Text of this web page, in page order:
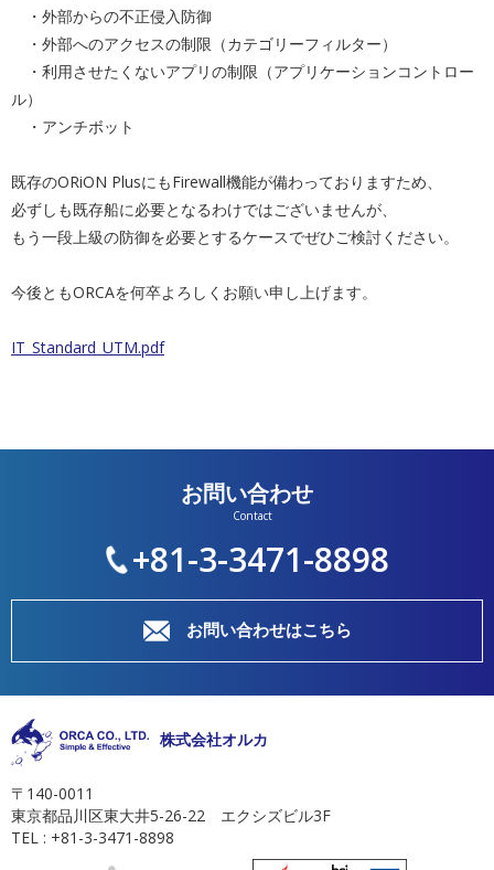
・外部からの不正侵入防御
・外部へのアクセスの制限（カテゴリーフィルター）
・利用させたくないアプリの制限（アプリケーションコントロー
ル）
・アンチボット
既存のORiON PlusにもFirewall機能が備わっておりますため、
必ずしも既存船に必要となるわけではございませんが、
もう一段上級の防御を必要とするケースでぜひご検討ください。
今後ともORCAを何卒よろしくお願い申し上げます。
IT_Standard_UTM.pdf
お問い合わせ
+81-3-3471-8898
お問い合わせはこちら
株式会社オルカ
〒140-0011
東京都品川区東大井5-26-22 エクシズビル3F
TEL : +81-3-3471-8898